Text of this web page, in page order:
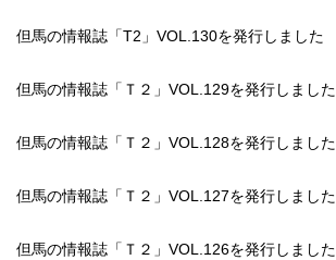
但馬の情報誌「T2」VOL.130を発行しました
但馬の情報誌「Ｔ２」VOL.129を発行しました
但馬の情報誌「Ｔ２」VOL.128を発行しました
但馬の情報誌「Ｔ２」VOL.127を発行しました
但馬の情報誌「Ｔ２」VOL.126を発行しました